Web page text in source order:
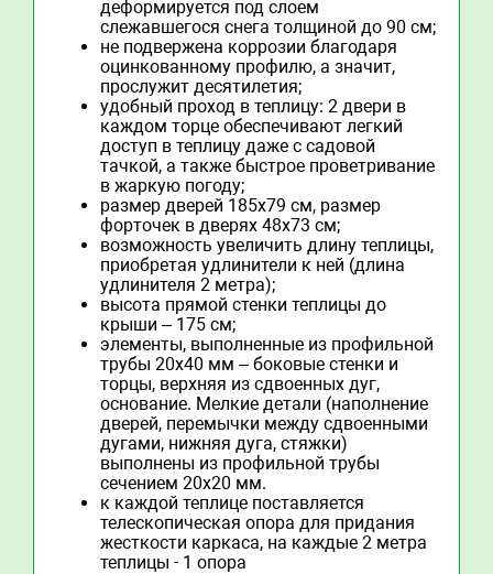
деформируется под слоем
слежавшегося снега толщиной до 90 см;
не подвержена коррозии благодаря
оцинкованному профилю, а значит,
прослужит десятилетия;
удобный проход в теплицу: 2 двери в
каждом торце обеспечивают легкий
доступ в теплицу даже с садовой
тачкой, а также быстрое проветривание
в жаркую погоду;
размер дверей 185х79 cм, размер
форточек в дверях 48х73 см;
возможность увеличить длину теплицы,
приобретая удлинители к ней (длина
удлинителя 2 метра);
высота прямой стенки теплицы до
крыши – 175 см;
элементы, выполненные из профильной
трубы 20х40 мм – боковые стенки и
торцы, верхняя из сдвоенных дуг,
основание. Мелкие детали (наполнение
дверей, перемычки между сдвоенными
дугами, нижняя дуга, стяжки)
выполнены из профильной трубы
сечением 20х20 мм.
к каждой теплице поставляется
телескопическая опора для придания
жесткости каркаса, на каждые 2 метра
теплицы - 1 опора